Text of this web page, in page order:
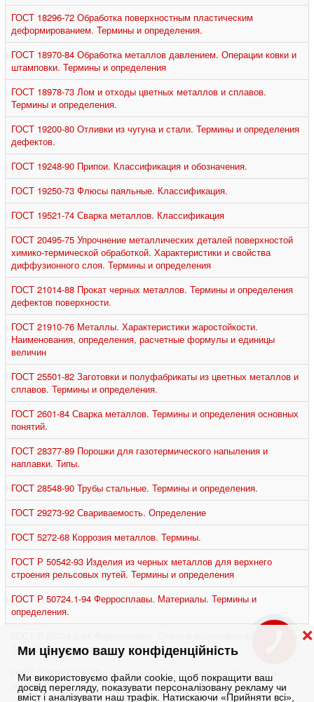
Ми цінуємо вашу конфіденційність
Ми використовуємо файли cookie, щоб покращити ваш
досвід перегляду, показувати персоналізовану рекламу чи
вміст і аналізувати наш трафік. Натискаючи «Прийняти всі»,
❌
ГОСТ 18296-72 Обработка поверхностным пластическим
деформированием. Термины и определения.
ГОСТ 18970-84 Обработка металлов давлением. Операции ковки и
штамповки. Термины и определения
ГОСТ 18978-73 Лом и отходы цветных металлов и сплавов.
Термины и определения.
ГОСТ 19200-80 Отливки из чугуна и стали. Термины и определения
дефектов.
ГОСТ 19248-90 Припои. Классификация и обозначения.
ГОСТ 19250-73 Флюсы паяльные. Классификация.
ГОСТ 19521-74 Сварка металлов. Классификация
ГОСТ 20495-75 Упрочнение металлических деталей поверхностой
химико-термической обработкой. Характеристики и свойства
диффузионного слоя. Термины и определения
ГОСТ 21014-88 Прокат черных металлов. Термины и определения
дефектов поверхности.
ГОСТ 21910-76 Металлы. Характеристики жаростойкости.
Наименования, определения, расчетные формулы и единицы
величин
ГОСТ 25501-82 Заготовки и полуфабрикаты из цветных металлов и
сплавов. Термины и определения.
ГОСТ 2601-84 Сварка металлов. Термины и определения основных
понятий.
ГОСТ 28377-89 Порошки для газотермического напыления и
наплавки. Типы.
ГОСТ 28548-90 Трубы стальные. Термины и определения.
ГОСТ 29273-92 Свариваемость. Определение
ГОСТ 5272-68 Коррозия металлов. Термины.
ГОСТ Р 50542-93 Изделия из черных металлов для верхнего
строения рельсовых путей. Термины и определения
ГОСТ Р 50724.1-94 Ферросплавы. Материалы. Термины и
определения.
Термины и определения.
ГОСТ Р 50724.3-94 Ферросплавы. Ситовый анализ. Термины и
определения.